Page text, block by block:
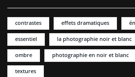
contrastes effets dramatiques
essentiel la photographie noir et blanc
ombre photographie en noir et blanc
textures